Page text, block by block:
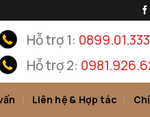
Hỗ trợ 1:
Hỗ trợ 2:
Liên hệ & Hợp tác